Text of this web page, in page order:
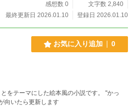
感想数 0
文字数 2,840
最終更新日 2026.01.10
登録日 2026.01.10
お気に入り追加 0
テーマにした絵本風の小説です。 "かっ
向いたら更新します